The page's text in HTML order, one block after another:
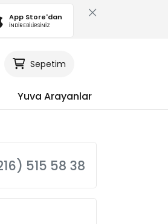
App Store'dan
İNDİREBİLİRSİNİZ
Sepetim
Yuva Arayanlar
515 58 38